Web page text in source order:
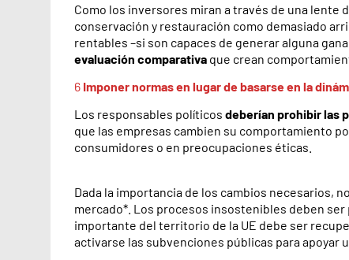
Como los inversores miran a través de una
conservación y restauración como demasiado
rentables –si son capaces de generar alguna
evaluación comparativa que crean
6 Imponer normas en lugar de basarse en la
Los responsables políticos deberían prohibir las
que las empresas cambien su comportamiento
consumidores o en preocupaciones éticas.
Dada la importancia de los cambios necesarios,
mercado*. Los procesos insostenibles deben
importante del territorio de la UE debe ser
activarse las subvenciones públicas para apoyar